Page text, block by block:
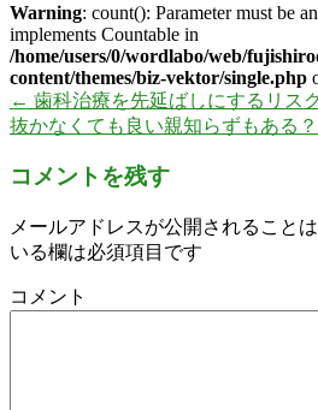
Warning: count(): Parameter must be
implements Countable in
/home/users/0/wordlabo/web/
content/themes/biz-vektor/single.php
← 歯科治療を先延ばしにするリスク
抜かなくても良い親知らずもある？
コメントを残す
メールアドレスが公開されることは
いる欄は必須項目です
コメント